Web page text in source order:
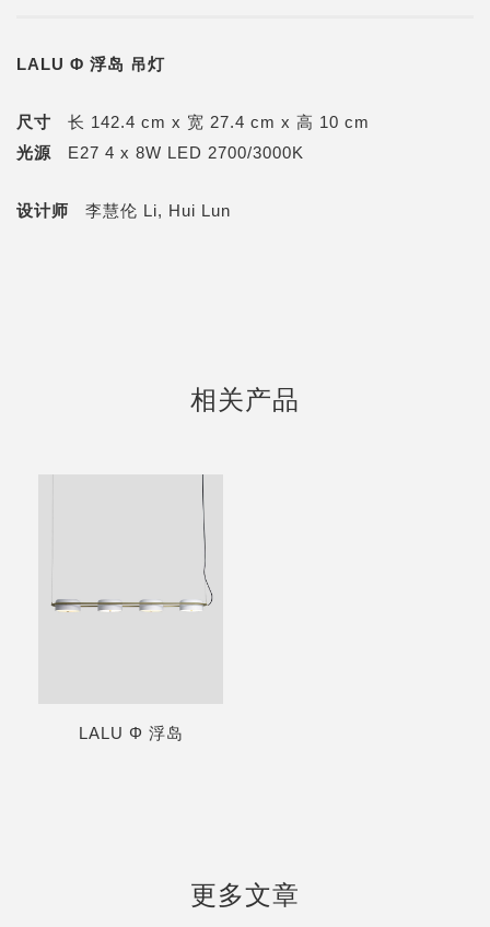
LALU Φ 浮岛 吊灯
尺寸 长 142.4 cm x 宽 27.4 cm x 高 10 cm
光源 E27 4 x 8W LED 2700/3000K
设计师 李慧伦 Li, Hui Lun
相关产品
LALU Φ 浮岛
更多文章